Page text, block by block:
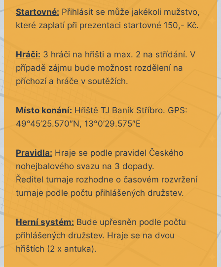
Startovné: Přihlásit se může jakékoli mužstvo,
které zaplatí při prezentaci startovné 150,- Kč.
Hráči: 3 hráči na hřišti a max. 2 na střídání. V
případě zájmu bude možnost rozdělení na
příchozí a hráče v soutěžích.
Místo konání: Hřiště TJ Baník Stříbro. GPS:
49°45’25.570″N, 13°0’29.575″E
Pravidla: Hraje se podle pravidel Českého
nohejbalového svazu na 3 dopady.
Ředitel turnaje rozhodne o časovém rozvržení
turnaje podle počtu přihlášených družstev.
Herní systém: Bude upřesněn podle počtu
přihlášených družstev. Hraje se na dvou
hřištích (2 x antuka).